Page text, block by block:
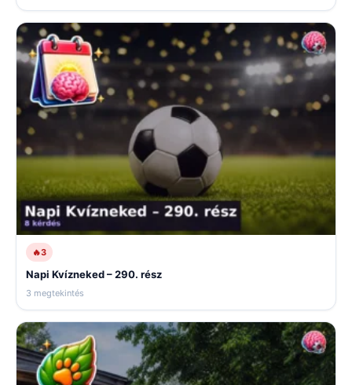
🔥3
Napi Kvízneked – 290. rész
3 megtekintés